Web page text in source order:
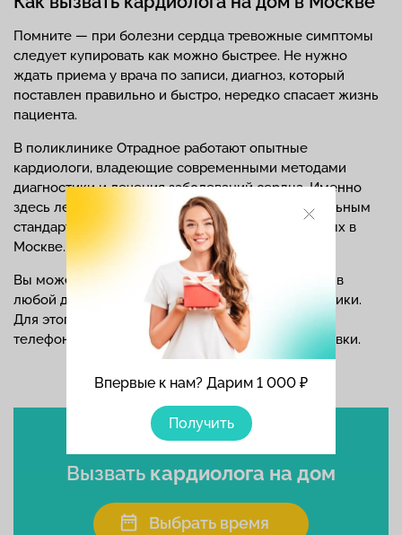
Впервые к нам? Дарим 1 000 ₽
Получить
Помните — при болезни сердца тревожные симптомы
следует купировать как можно быстрее. Не нужно
ждать приема у врача по записи, диагноз, который
поставлен правильно и быстро, нередко спасает жизнь
пациента.
В поликлинике Отрадное работают опытные
кардиологи, владеющие современными методами
диагностики и лечения заболеваний сердца. Именно
здесь лечебный процесс соответствует федеральным
стандартам, а цены одни из самых демократичных в
Москве.
Вы можете вызвать кардиолога на дом в Москве в
любой день недели, включая выходные и праздники.
Для этого достаточно позвонить по указанному
телефону или заполнить форму электронной заявки.
Вызвать кардиолога на дом
Выбрать время